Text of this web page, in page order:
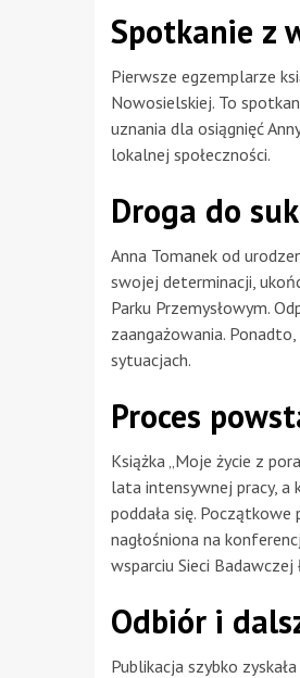
Spotkanie z
Pierwsze egzemplarze
Nowosielskiej. To
uznania dla osiągnięć
lokalnej społeczności.
Droga do
Anna Tomanek od
swojej determinacji,
Parku Przemysłowym.
zaangażowania.
sytuacjach.
Proces
Książka „Moje życie z
lata intensywnej pracy, a
poddała się.
nagłośniona na
wsparciu Sieci
Odbiór i
Publikacja szybko